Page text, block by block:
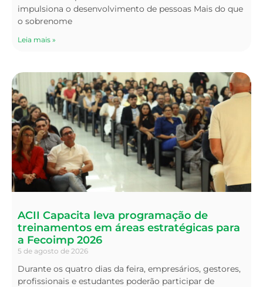
impulsiona o desenvolvimento de pessoas Mais do que
o sobrenome
Leia mais »
ACII Capacita leva programação de
treinamentos em áreas estratégicas para
a Fecoimp 2026
5 de agosto de 2026
Durante os quatro dias da feira, empresários, gestores,
profissionais e estudantes poderão participar de